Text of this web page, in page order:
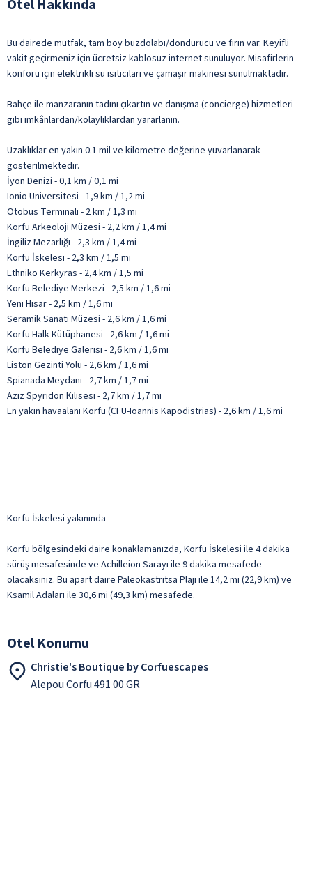
Otel Hakkında
Bu dairede mutfak, tam boy buzdolabı/dondurucu ve fırın var. Keyifli
vakit geçirmeniz için ücretsiz kablosuz internet sunuluyor. Misafirlerin
konforu için elektrikli su ısıtıcıları ve çamaşır makinesi sunulmaktadır.
Bahçe ile manzaranın tadını çıkartın ve danışma (concierge) hizmetleri
gibi imkânlardan/kolaylıklardan yararlanın.
Uzaklıklar en yakın 0.1 mil ve kilometre değerine yuvarlanarak
gösterilmektedir.
İyon Denizi - 0,1 km / 0,1 mi
Ionio Üniversitesi - 1,9 km / 1,2 mi
Otobüs Terminali - 2 km / 1,3 mi
Korfu Arkeoloji Müzesi - 2,2 km / 1,4 mi
İngiliz Mezarlığı - 2,3 km / 1,4 mi
Korfu İskelesi - 2,3 km / 1,5 mi
Ethniko Kerkyras - 2,4 km / 1,5 mi
Korfu Belediye Merkezi - 2,5 km / 1,6 mi
Yeni Hisar - 2,5 km / 1,6 mi
Seramik Sanatı Müzesi - 2,6 km / 1,6 mi
Korfu Halk Kütüphanesi - 2,6 km / 1,6 mi
Korfu Belediye Galerisi - 2,6 km / 1,6 mi
Liston Gezinti Yolu - 2,6 km / 1,6 mi
Spianada Meydanı - 2,7 km / 1,7 mi
Aziz Spyridon Kilisesi - 2,7 km / 1,7 mi
En yakın havaalanı Korfu (CFU-Ioannis Kapodistrias) - 2,6 km / 1,6 mi
Korfu İskelesi yakınında
Korfu bölgesindeki daire konaklamanızda, Korfu İskelesi ile 4 dakika
sürüş mesafesinde ve Achilleion Sarayı ile 9 dakika mesafede
olacaksınız. Bu apart daire Paleokastritsa Plajı ile 14,2 mi (22,9 km) ve
Ksamil Adaları ile 30,6 mi (49,3 km) mesafede.
Otel Konumu
Christie's Boutique by Corfuescapes
Alepou Corfu 491 00 GR